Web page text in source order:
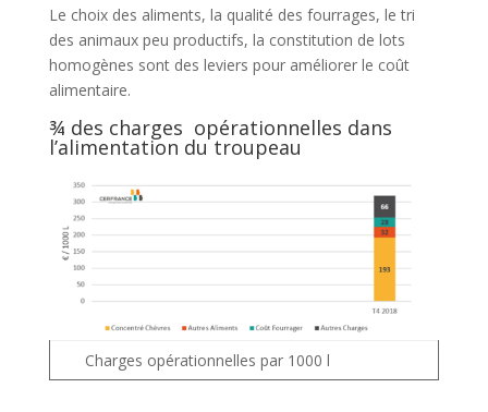
Le choix des aliments, la qualité des fourrages, le tri
des animaux peu productifs, la constitution de lots
homogènes sont des leviers pour améliorer le coût
alimentaire.
¾ des charges opérationnelles dans
l’alimentation du troupeau
Charges opérationnelles par 1000 l